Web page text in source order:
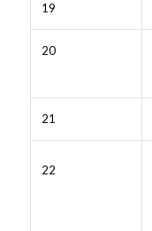
19
20
21
22